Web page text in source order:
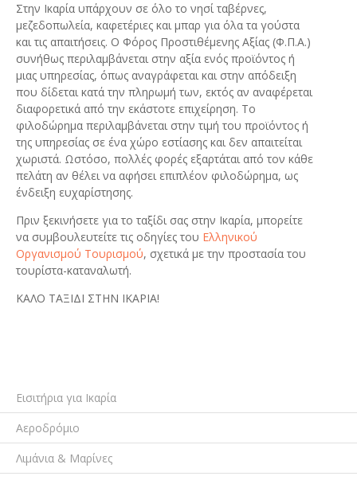
Στην Ικαρία υπάρχουν σε όλο το νησί ταβέρνες,
μεζεδοπωλεία, καφετέριες και μπαρ για όλα τα γούστα
και τις απαιτήσεις. Ο Φόρος Προστιθέμενης Αξίας (Φ.Π.Α.)
συνήθως περιλαμβάνεται στην αξία ενός προϊόντος ή
μιας υπηρεσίας, όπως αναγράφεται και στην απόδειξη
που δίδεται κατά την πληρωμή των, εκτός αν αναφέρεται
διαφορετικά από την εκάστοτε επιχείρηση. Το
φιλοδώρημα περιλαμβάνεται στην τιμή του προϊόντος ή
της υπηρεσίας σε ένα χώρο εστίασης και δεν απαιτείται
χωριστά. Ωστόσο, πολλές φορές εξαρτάται από τον κάθε
πελάτη αν θέλει να αφήσει επιπλέον φιλοδώρημα, ως
ένδειξη ευχαρίστησης.
Πριν ξεκινήσετε για το ταξίδι σας στην Ικαρία, μπορείτε
να συμβουλευτείτε τις οδηγίες του Ελληνικού
Οργανισμού Τουρισμού, σχετικά με την προστασία του
τουρίστα-καταναλωτή.
ΚΑΛΟ ΤΑΞΙΔΙ ΣΤΗΝ ΙΚΑΡΙΑ!
Εισιτήρια για Ικαρία
Αεροδρόμιο
Λιμάνια & Μαρίνες